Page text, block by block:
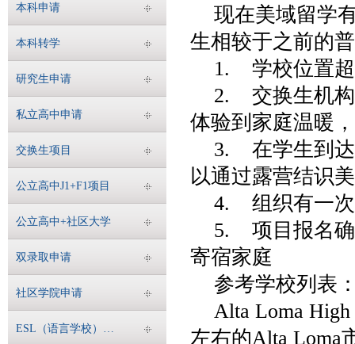
本科申请
本科转学
研究生申请
私立高中申请
交换生项目
公立高中J1+F1项目
公立高中+社区大学
双录取申请
社区学院申请
ESL（语言学校）申请
现在美域留学
生相较于之前的
1. 学校位置超
2. 交换生机构
体验到家庭温暖
3. 在学生到达
以通过露营结识
4. 组织有一次
5. 项目报名确
寄宿家庭
参考学校列表
Alta Loma
左右的Alta Loma